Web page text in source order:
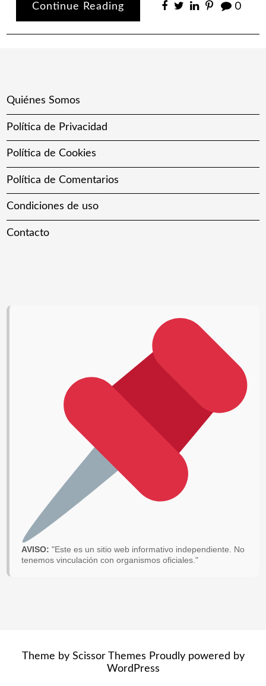
Continue Reading 0
Quiénes Somos
Política de Privacidad
Política de Cookies
Política de Comentarios
Condiciones de uso
Contacto
AVISO:"Este es un sitio web informativo independiente. No
tenemos vinculación con organismos oficiales."
Theme by Scissor Themes Proudly powered by
WordPress